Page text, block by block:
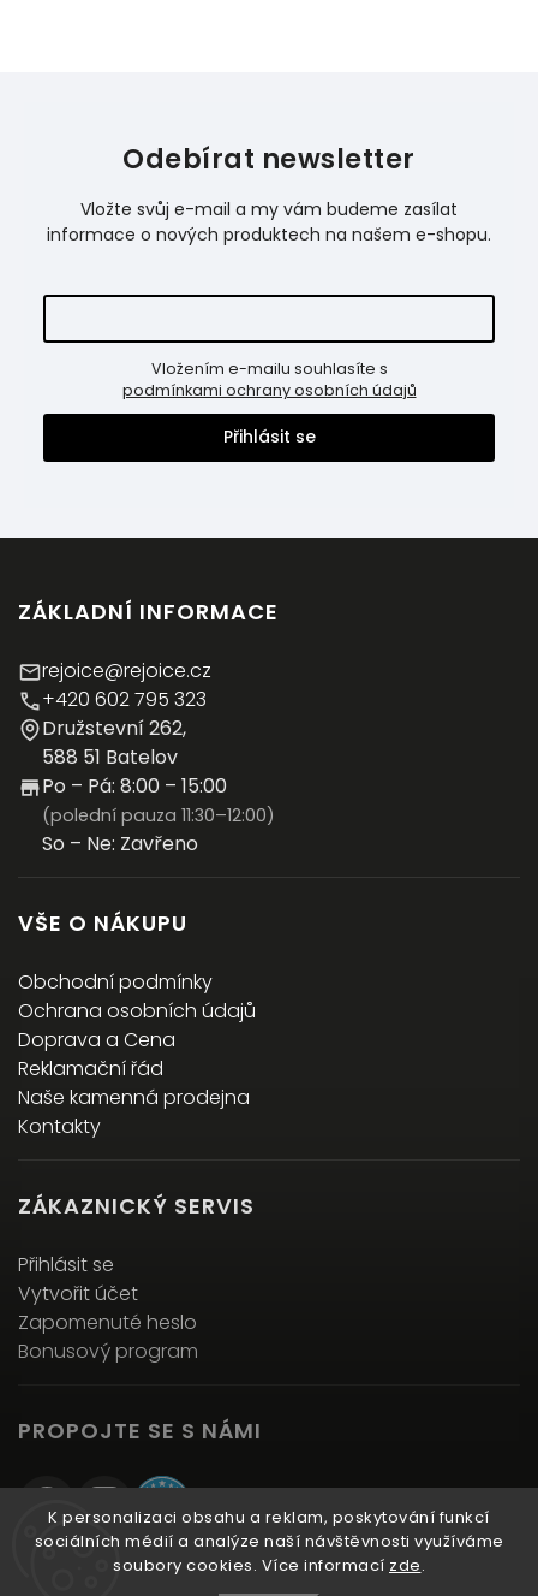
K personalizaci obsahu a reklam, poskytování funkcí
sociálních médií a analýze naší návštěvnosti využíváme
soubory cookies. Více informací zde.
Odebírat newsletter
Vložte svůj e-mail a my vám budeme zasílat
informace o nových produktech na našem e-shopu.
podmínkami ochrany osobních údajů
Přihlásit se
ZÁKLADNÍ INFORMACE
rejoice@rejoice.cz
+420 602 795 323
Družstevní 262,
588 51 Batelov
Po – Pá: 8:00 – 15:00
(polední pauza 11:30–12:00)
So – Ne: Zavřeno
VŠE O NÁKUPU
Obchodní podmínky
Ochrana osobních údajů
Doprava a Cena
Reklamační řád
Naše kamenná prodejna
Kontakty
ZÁKAZNICKÝ SERVIS
Přihlásit se
Vytvořit účet
Zapomenuté heslo
Bonusový program
PROPOJTE SE S NÁMI